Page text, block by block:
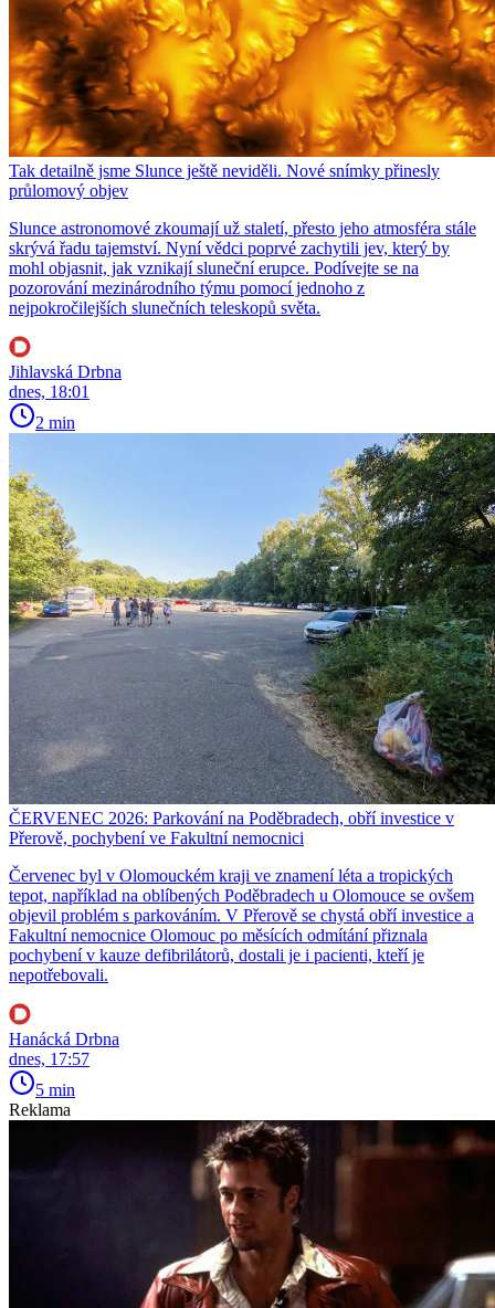
Tak detailně jsme Slunce ještě neviděli. Nové snímky přinesly
průlomový objev
Slunce astronomové zkoumají už staletí, přesto jeho atmosféra stále
skrývá řadu tajemství. Nyní vědci poprvé zachytili jev, který by
mohl objasnit, jak vznikají sluneční erupce. Podívejte se na
pozorování mezinárodního týmu pomocí jednoho z
nejpokročilejších slunečních teleskopů světa.
Jihlavská Drbna
dnes, 18:01
2 min
ČERVENEC 2026: Parkování na Poděbradech, obří investice v
Přerově, pochybení ve Fakultní nemocnici
Červenec byl v Olomouckém kraji ve znamení léta a tropických
tepot, například na oblíbených Poděbradech u Olomouce se ovšem
objevil problém s parkováním. V Přerově se chystá obří investice a
Fakultní nemocnice Olomouc po měsících odmítání přiznala
pochybení v kauze defibrilátorů, dostali je i pacienti, kteří je
nepotřebovali.
Hanácká Drbna
dnes, 17:57
5 min
Reklama